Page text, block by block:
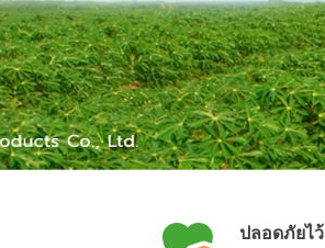
ปลอดภัยไ